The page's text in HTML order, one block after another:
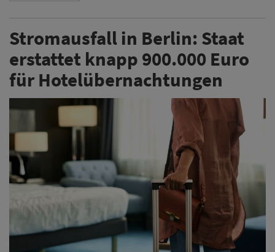
Stromausfall in Berlin: Staat
erstattet knapp 900.000 Euro
für Hotelübernachtungen